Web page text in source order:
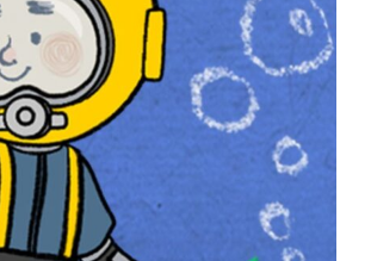
EMİN ƏFƏNDİYEV YENİ FİLMİ
“QEYB OLMA”NIN
ÇƏKİLİŞLƏRİNİ DAVAM...